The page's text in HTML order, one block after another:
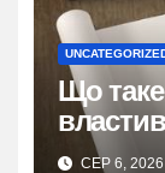
Що таке
СЕР 6, 2026